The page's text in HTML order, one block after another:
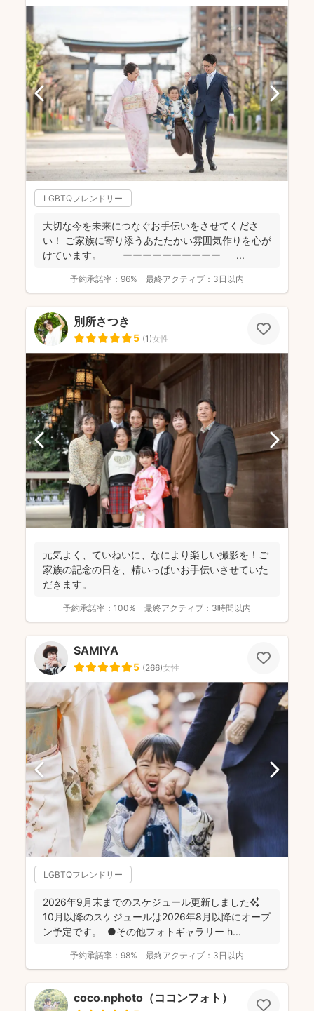
LGBTQフレンドリー
大切な今を未来につなぐお手伝いをさせてくださ
い！ ご家族に寄り添うあたたかい雰囲気作りを心が
けています。 ーーーーーーーーーー ...
予約承諾率： 96% 最終アクティブ： 3日以内
別所さつき
5 (1)女性
元気よく、ていねいに、なにより楽しい撮影を！ご
家族の記念の日を、精いっぱいお手伝いさせていた
だきます。
予約承諾率： 100% 最終アクティブ： 3時間以内
SAMIYA
5 (266)女性
LGBTQフレンドリー
2026年9月末までのスケジュール更新しました✨
10月以降のスケジュールは2026年8月以降にオープ
ン予定です。 ●その他フォトギャラリー h...
予約承諾率： 98% 最終アクティブ： 3日以内
coco.nphoto（ココンフォト）